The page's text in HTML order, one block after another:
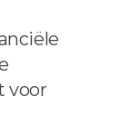
voor